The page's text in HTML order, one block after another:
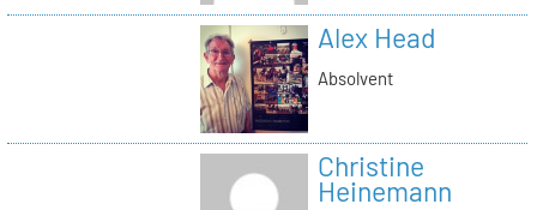
Alex Head
Absolvent
Christine
Heinemann